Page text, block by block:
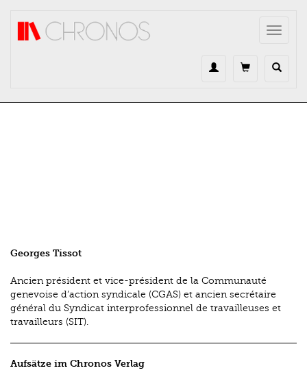
Toggle
Georges Tissot
Ancien président et vice-président de la Communauté
genevoise d’action syndicale (CGAS) et ancien secrétaire
général du Syndicat interprofessionnel de travailleuses et
travailleurs (SIT).
Aufsätze im Chronos Verlag